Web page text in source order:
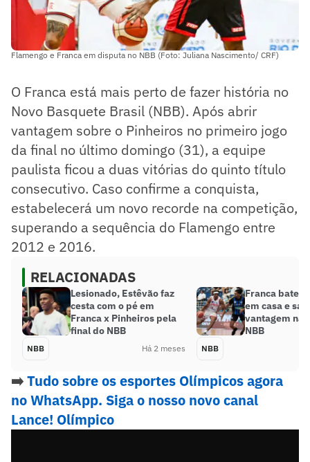
Flamengo e Franca em disputa no NBB (Foto: Juliana Nascimento/ CRF)
O Franca está mais perto de fazer história no
Novo Basquete Brasil (NBB). Após abrir
vantagem sobre o Pinheiros no primeiro jogo
da final no último domingo (31), a equipe
paulista ficou a duas vitórias do quinto título
consecutivo. Caso confirme a conquista,
estabelecerá um novo recorde na competição,
superando a sequência do Flamengo entre
2012 e 2016.
RELACIONADAS
Lesionado, Estêvão faz
cesta com o pé em
Franca x Pinheiros pela
final do NBB
NBB Há 2 meses
Franca bate
em casa e sai
vantagem
NBB
NBB
➡️Tudo sobre os esportes Olímpicos agora
no WhatsApp. Siga o nosso novo canal
Lance! Olímpico